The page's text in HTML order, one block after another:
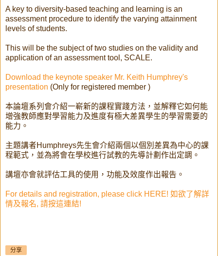
A key to diversity-based teaching and learning is an
assessment procedure to identify the varying attainment
levels of students.
This will be the subject of two studies on the validity and
application of an assessment tool, SCALE.
Download the keynote speaker Mr. Keith Humphrey's
presentation (Only for registered member )
本論壇系列會介紹一嶄新的課程實踐方法，並解釋它如何能
增強教師應對學習能力及進度有極大差異學生的學習需要的
能力。
主題講者Humphreys先生會介紹兩個以個別差異為中心的課
程範式，並為將會在學校進行試教的先導計劃作出定調。
講壇亦會就評估工具的使用，功能及效度作出報告。
For details and registration, please click HERE! 如欲了解詳
情及報名, 請按這連結!
分享